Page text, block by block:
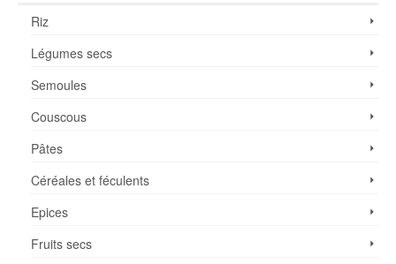
Riz
Légumes secs
Semoules
Couscous
Pâtes
Céréales et féculents
Epices
Fruits secs